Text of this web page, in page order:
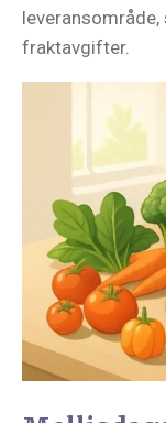
fraktavgifter.